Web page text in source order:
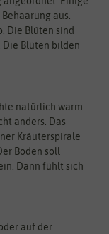
aus.
Die Blüten sind
Die Blüten bilden
natürlich warm
anders. Das
Kräuterspirale
Boden soll
Dann fühlt sich
auf der